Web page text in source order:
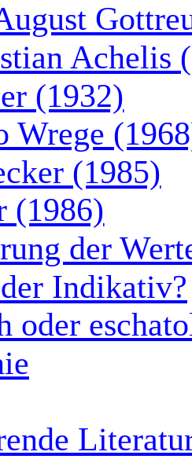
Achelis
(1932)
Wrege
(1985)
(1986)
der
Indikativ?
oder